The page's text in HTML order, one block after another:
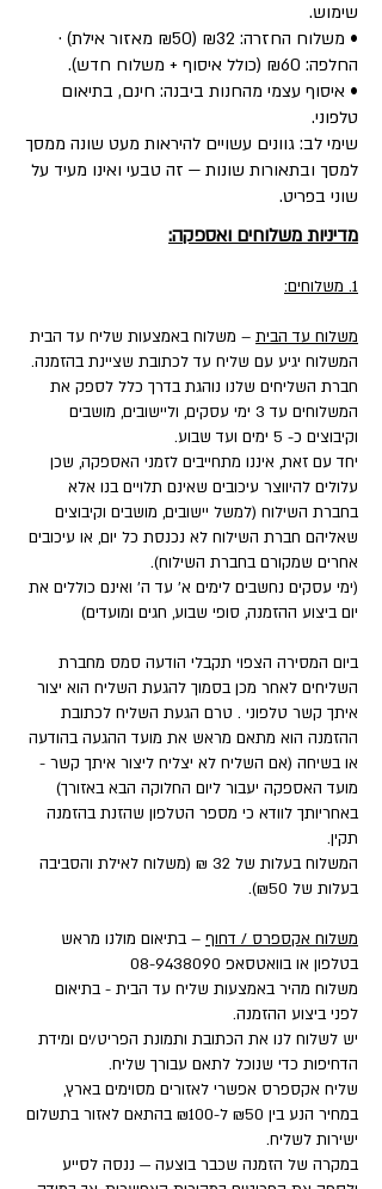
שימוש.
• משלוח החזרה: ₪32 (₪50 מאזור אילת) ·
החלפה: ₪60 (כולל איסוף + משלוח חדש).
• איסוף עצמי מהחנות ביבנה: חינם, בתיאום
טלפוני.
שימי לב: גוונים עשויים להיראות מעט שונה ממסך
למסך ובתאורות שונות — זה טבעי ואינו מעיד על
שוני בפריט.
מדיניות משלוחים ואספקה:
1. משלוחים:
משלוח עד הבית – משלוח באמצעות שליח עד הבית
המשלוח יגיע עם שליח עד לכתובת שציינת בהזמנה.
חברת השליחים שלנו נוהגת בדרך כלל לספק את
המשלוחים עד 3 ימי עסקים, וליישובים, מושבים
וקיבוצים כ- 5 ימים ועד שבוע.
יחד עם זאת, איננו מתחייבים לזמני האספקה, שכן
עלולים להיווצר עיכובים שאינם תלויים בנו אלא
בחברת השילוח (למשל יישובים, מושבים וקיבוצים
שאליהם חברת השילוח לא נכנסת כל יום, או עיכובים
אחרים שמקורם בחברת השילוח).
(ימי עסקים נחשבים לימים א' עד ה' ואינם כוללים את
יום ביצוע ההזמנה, סופי שבוע, חגים ומועדים)
ביום המסירה הצפוי תקבלי הודעה סמס מחברת
השליחים לאחר מכן בסמוך להגעת השליח הוא יצור
איתך קשר טלפוני . טרם הגעת השליח לכתובת
ההזמנה הוא מתאם מראש את מועד ההגעה בהודעה
או בשיחה (אם השליח לא יצליח ליצור איתך קשר -
מועד האספקה יעבור ליום החלוקה הבא באזורך)
באחריותך לוודא כי מספר הטלפון שהזנת בהזמנה
תקין.
המשלוח בעלות של 32 ₪ (משלוח לאילת והסביבה
בעלות של ₪50).
משלוח אקספרס / דחוף – בתיאום מולנו מראש
בטלפון או בוואטסאפ 08-9438090
משלוח מהיר באמצעות שליח עד הבית - בתיאום
לפני ביצוע ההזמנה.
יש לשלוח לנו את הכתובת ותמונת הפריט/ים ומידת
הדחיפות כדי שנוכל לתאם עבורך שליח.
שליח אקספרס אפשרי לאזורים מסוימים בארץ,
במחיר הנע בין ₪50 ל-₪100 בהתאם לאזור בתשלום
ישירות לשליח.
במקרה של הזמנה שכבר בוצעה — ננסה לסייע